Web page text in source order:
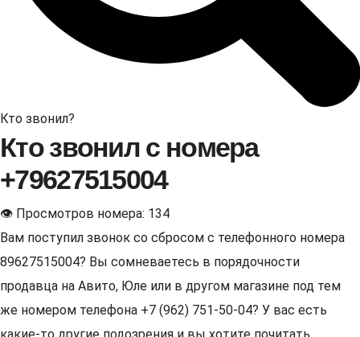
Кто звонил?
Кто звонил с номера
+79627515004
👁 Просмотров номера: 134
Вам поступил звонок со сбросом с телефонного номера
89627515004? Вы сомневаетесь в порядочности
продавца на Авито, Юле или в другом магазине под тем
же номером телефона +7 (962) 751-50-04? У вас есть